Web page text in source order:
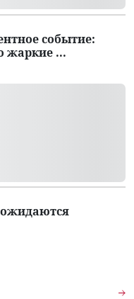
событие:
жаркие ...